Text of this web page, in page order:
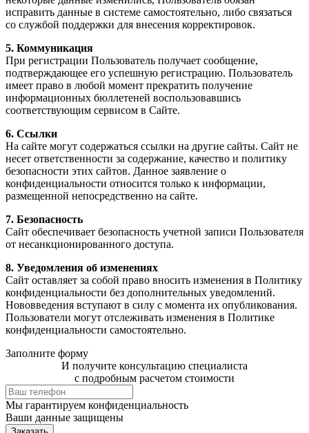
исправить данные в системе самостоятельно, либо связаться
со службой поддержки для внесения корректировок.
5. Коммуникация
При регистрации Пользователь получает сообщение,
подтверждающее его успешную регистрацию. Пользователь
имеет право в любой момент прекратить получение
информационных бюллетеней воспользовавшись
соответствующим сервисом в Сайте.
6. Ссылки
На сайте могут содержаться ссылки на другие сайты. Сайт не
несет ответственности за содержание, качество и политику
безопасности этих сайтов. Данное заявление о
конфиденциальности относится только к информации,
размещенной непосредственно на сайте.
7. Безопасность
Сайт обеспечивает безопасность учетной записи Пользователя
от несанкционированного доступа.
8. Уведомления об изменениях
Сайт оставляет за собой право вносить изменения в Политику
конфиденциальности без дополнительных уведомлений.
Нововведения вступают в силу с момента их опубликования.
Пользователи могут отслеживать изменения в Политике
конфиденциальности самостоятельно.
Заполните форму
И получите консультацию специалиста
с подробным расчетом стоимости
Мы гарантируем конфиденциальность
Ваши данные защищены